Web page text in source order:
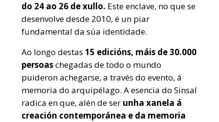
do 24 ao 26 de xullo. Este enclave, no que se
desenvolve desde 2010, é un piar
fundamental da súa identidade.
Ao longo destas 15 edicións, máis de 30.000
persoaschegadas de todo o mundo
puideron achegarse, a través do evento, á
memoria do arquipélago. A esencia do Sinsal
radica en que, alén de ser unha xanela á
creación contemporánea e da memoria